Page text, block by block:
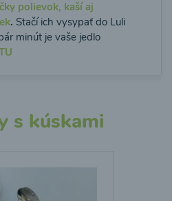
polievok, kaší aj
. Stačí ich vysypať do Luli
minút je vaše jedlo
s kúskami